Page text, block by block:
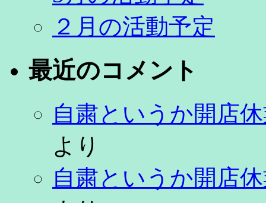
２月の活動予定
最近のコメント
自粛というか開店
より
自粛というか開店